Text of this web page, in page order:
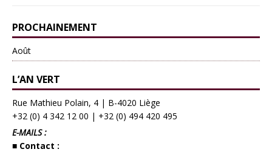
PROCHAINEMENT
Août
L’AN VERT
Rue Mathieu Polain, 4 | B-4020 Liège
+32 (0) 4 342 12 00 | +32 (0) 494 420 495
E-MAILS :
■ Contact :